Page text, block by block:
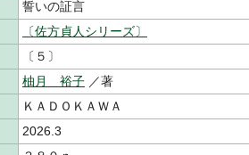
誓いの証言
〔佐方貞人シリーズ〕
〔５〕
柚月 裕子 ／著
ＫＡＤＯＫＡＷＡ
2026.3